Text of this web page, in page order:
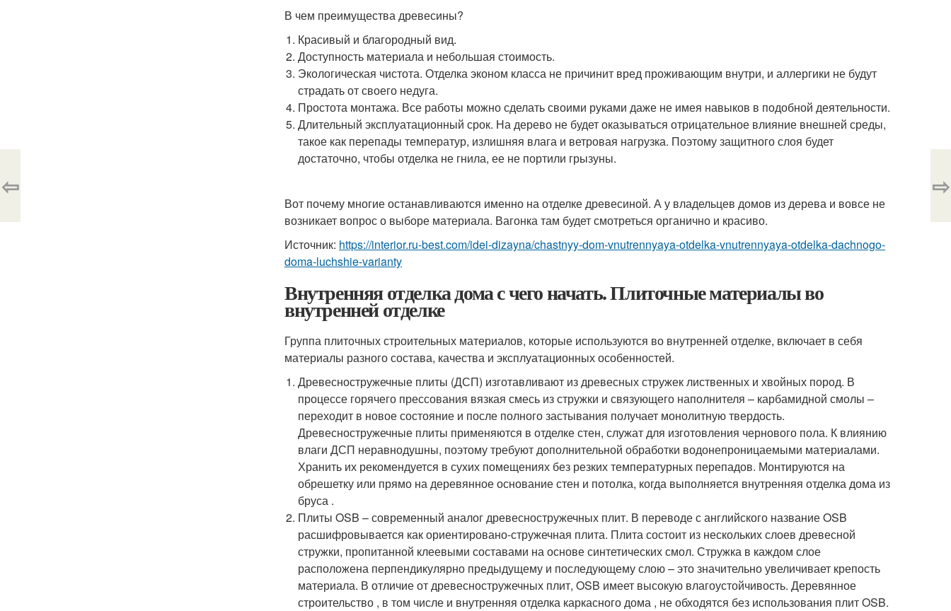
В чем преимущества древесины?
Красивый и благородный вид.
Доступность материала и небольшая стоимость.
Экологическая чистота. Отделка эконом класса не причинит вред проживающим внутри, и аллергики не будут
страдать от своего недуга.
Простота монтажа. Все работы можно сделать своими руками даже не имея навыков в подобной деятельности.
Длительный эксплуатационный срок. На дерево не будет оказываться отрицательное влияние внешней среды,
такое как перепады температур, излишняя влага и ветровая нагрузка. Поэтому защитного слоя будет
достаточно, чтобы отделка не гнила, ее не портили грызуны.
Вот почему многие останавливаются именно на отделке древесиной. А у владельцев домов из дерева и вовсе не
возникает вопрос о выборе материала. Вагонка там будет смотреться органично и красиво.
Источник: https://interior.ru-best.com/idei-dizayna/chastnyy-dom-vnutrennyaya-otdelka-vnutrennyaya-otdelka-dachnogo-
doma-luchshie-varianty
Внутренняя отделка дома с чего начать. Плиточные материалы во
внутренней отделке
Группа плиточных строительных материалов, которые используются во внутренней отделке, включает в себя
материалы разного состава, качества и эксплуатационных особенностей.
Древесностружечные плиты (ДСП) изготавливают из древесных стружек лиственных и хвойных пород. В
процессе горячего прессования вязкая смесь из стружки и связующего наполнителя – карбамидной смолы –
переходит в новое состояние и после полного застывания получает монолитную твердость.
Древесностружечные плиты применяются в отделке стен, служат для изготовления чернового пола. К влиянию
влаги ДСП неравнодушны, поэтому требуют дополнительной обработки водонепроницаемыми материалами.
Хранить их рекомендуется в сухих помещениях без резких температурных перепадов. Монтируются на
обрешетку или прямо на деревянное основание стен и потолка, когда выполняется внутренняя отделка дома из
бруса .
Плиты OSB – современный аналог древесностружечных плит. В переводе с английского название OSB
расшифровывается как ориентировано-стружечная плита. Плита состоит из нескольких слоев древесной
стружки, пропитанной клеевыми составами на основе синтетических смол. Стружка в каждом слое
расположена перпендикулярно предыдущему и последующему слою – это значительно увеличивает крепость
материала. В отличие от древесностружечных плит, OSB имеет высокую влагоустойчивость. Деревянное
строительство , в том числе и внутренняя отделка каркасного дома , не обходятся без использования плит OSB.
⇦ ⇨